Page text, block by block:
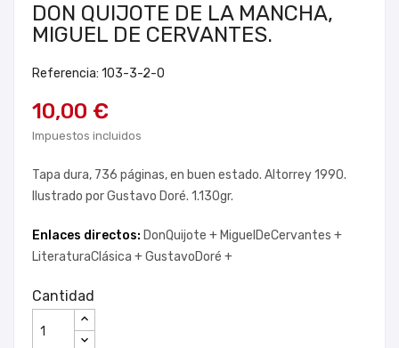
DON QUIJOTE DE LA MANCHA,
MIGUEL DE CERVANTES.
Referencia: 103-3-2-0
10,00 €
Impuestos incluidos
Tapa dura, 736 páginas, en buen estado. Altorrey 1990.
Ilustrado por Gustavo Doré. 1.130gr.
Enlaces directos: DonQuijote + MiguelDeCervantes +
LiteraturaClásica +GustavoDoré +
Cantidad